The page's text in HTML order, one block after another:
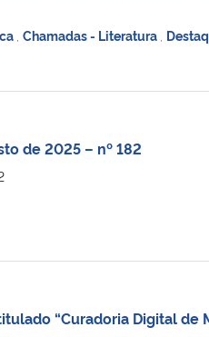
Chamadas - Literatura
de 2025 – nº 182
“Curadoria Digital